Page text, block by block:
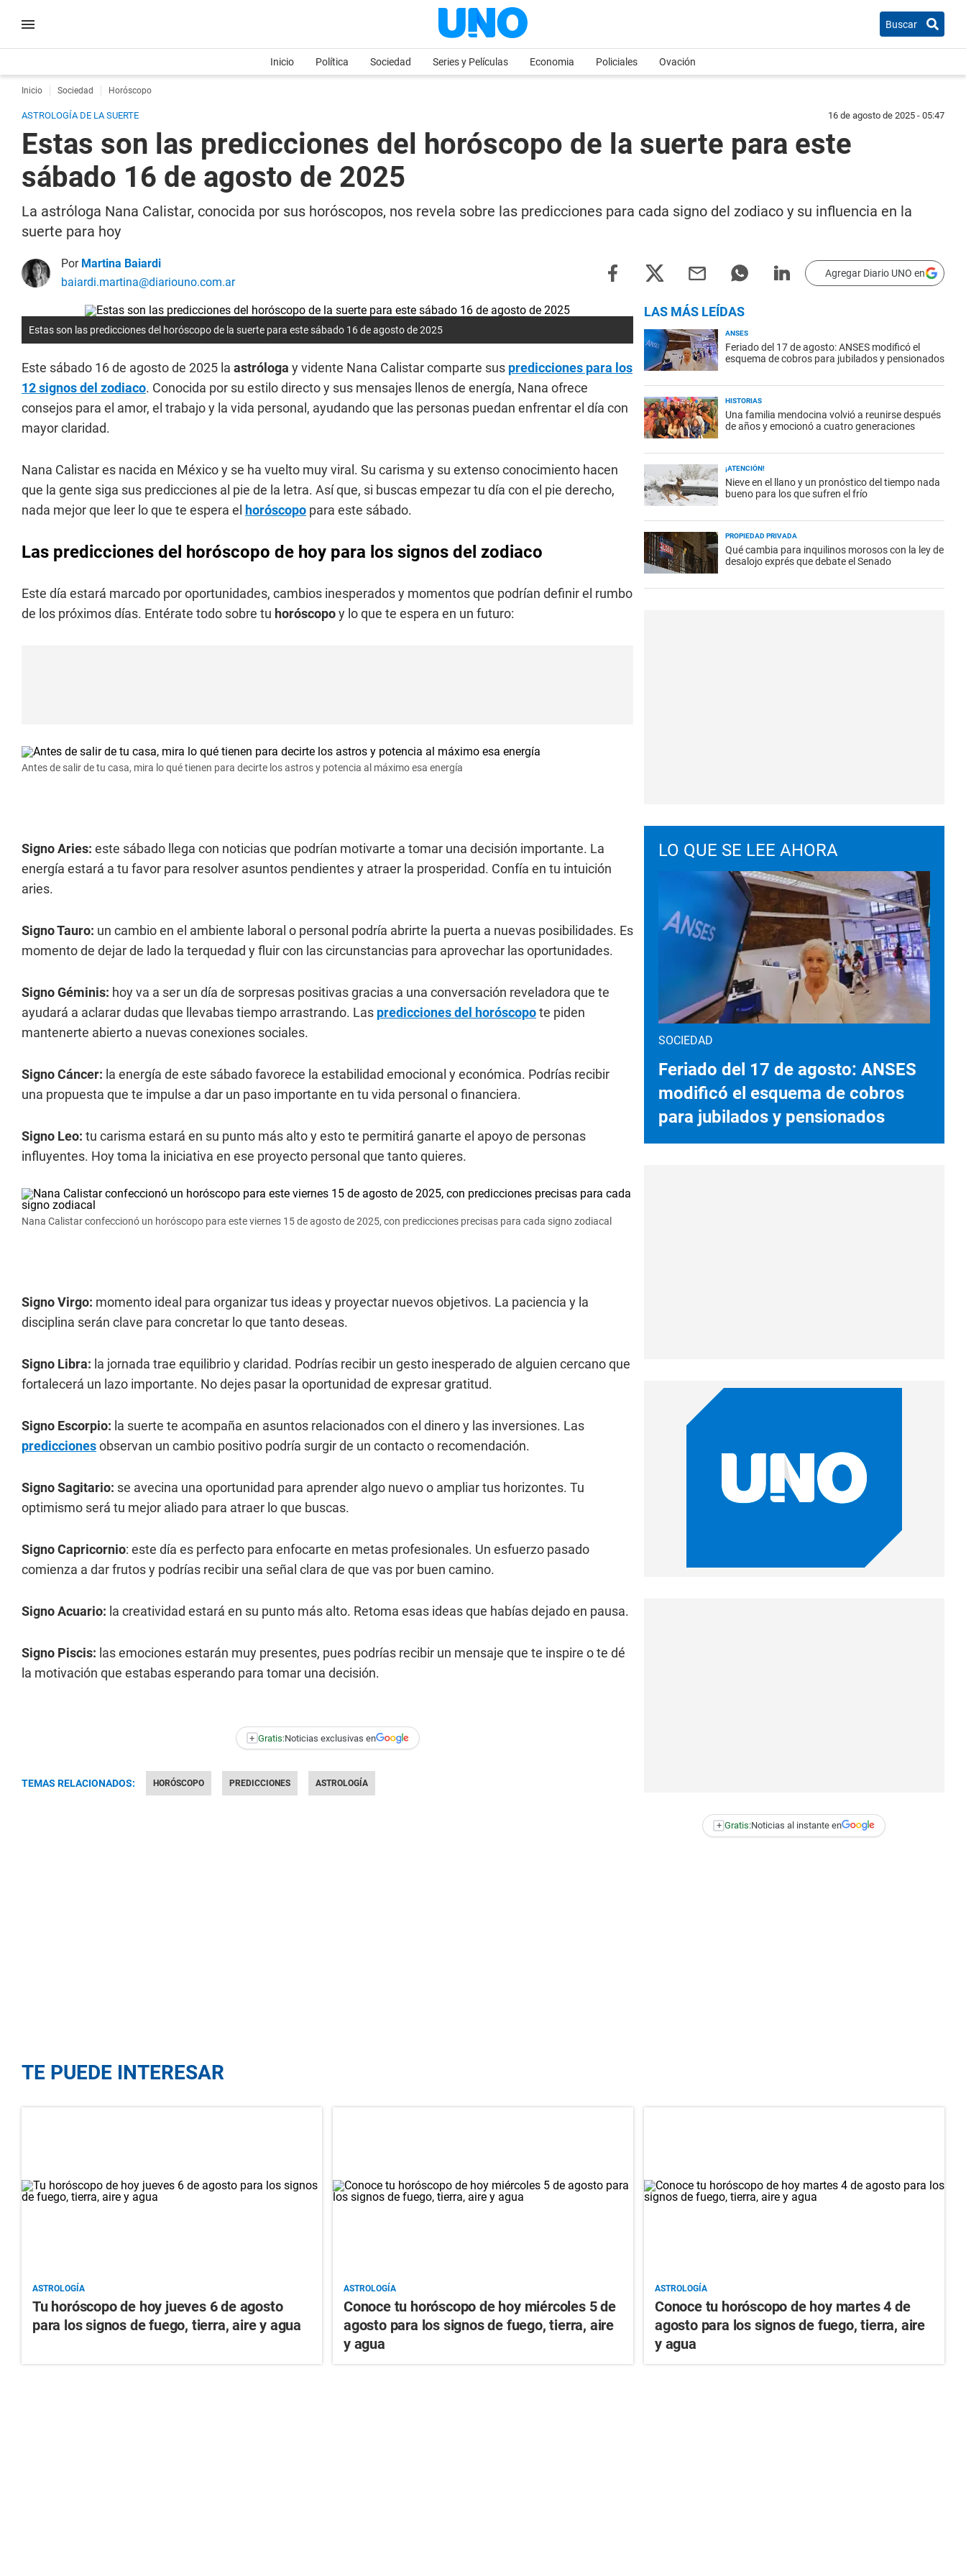
Buscar
Inicio Política Sociedad Series y Películas Economia Policiales Ovación
Inicio Sociedad Horóscopo
ASTROLOGÍA DE LA SUERTE 16 de agosto de 2025 - 05:47
Estas son las predicciones del horóscopo de la suerte para este
sábado 16 de agosto de 2025
La astróloga Nana Calistar, conocida por sus horóscopos, nos revela sobre las predicciones para cada signo del zodiaco y su influencia en la
suerte para hoy
Por Martina Baiardi
baiardi.martina@diariouno.com.ar
Agregar Diario UNO en
Estas son las predicciones del horóscopo de la suerte para este sábado 16 de agosto de 2025
Este sábado 16 de agosto de 2025 la astróloga y vidente Nana Calistar comparte sus predicciones para los
12 signos del zodiaco. Conocida por su estilo directo y sus mensajes llenos de energía, Nana ofrece
consejos para el amor, el trabajo y la vida personal, ayudando que las personas puedan enfrentar el día con
mayor claridad.
Nana Calistar es nacida en México y se ha vuelto muy viral. Su carisma y su extenso conocimiento hacen
que la gente siga sus predicciones al pie de la letra. Así que, si buscas empezar tu día con el pie derecho,
nada mejor que leer lo que te espera el horóscopo para este sábado.
Las predicciones del horóscopo de hoy para los signos del zodiaco
Este día estará marcado por oportunidades, cambios inesperados y momentos que podrían definir el rumbo
de los próximos días. Entérate todo sobre tu horóscopoy lo que te espera en un futuro:
Antes de salir de tu casa, mira lo qué tienen para decirte los astros y potencia al máximo esa energía
Signo Aries: este sábado llega con noticias que podrían motivarte a tomar una decisión importante. La
energía estará a tu favor para resolver asuntos pendientes y atraer la prosperidad. Confía en tu intuición
aries.
Signo Tauro: un cambio en el ambiente laboral o personal podría abrirte la puerta a nuevas posibilidades. Es
momento de dejar de lado la terquedad y fluir con las circunstancias para aprovechar las oportunidades.
Signo Géminis: hoy va a ser un día de sorpresas positivas gracias a una conversación reveladora que te
ayudará a aclarar dudas que llevabas tiempo arrastrando. Las predicciones del horóscopote piden
mantenerte abierto a nuevas conexiones sociales.
Signo Cáncer: la energía de este sábado favorece la estabilidad emocional y económica. Podrías recibir
una propuesta que te impulse a dar un paso importante en tu vida personal o financiera.
Signo Leo: tu carisma estará en su punto más alto y esto te permitirá ganarte el apoyo de personas
influyentes. Hoy toma la iniciativa en ese proyecto personal que tanto quieres.
Nana Calistar confeccionó un horóscopo para este viernes 15 de agosto de 2025, con predicciones precisas para cada signo zodiacal
Signo Virgo: momento ideal para organizar tus ideas y proyectar nuevos objetivos. La paciencia y la
disciplina serán clave para concretar lo que tanto deseas.
Signo Libra: la jornada trae equilibrio y claridad. Podrías recibir un gesto inesperado de alguien cercano que
fortalecerá un lazo importante. No dejes pasar la oportunidad de expresar gratitud.
Signo Escorpio: la suerte te acompaña en asuntos relacionados con el dinero y las inversiones. Las
prediccionesobservan un cambio positivo podría surgir de un contacto o recomendación.
Signo Sagitario: se avecina una oportunidad para aprender algo nuevo o ampliar tus horizontes. Tu
optimismo será tu mejor aliado para atraer lo que buscas.
Signo Capricornio: este día es perfecto para enfocarte en metas profesionales. Un esfuerzo pasado
comienza a dar frutos y podrías recibir una señal clara de que vas por buen camino.
Signo Acuario: la creatividad estará en su punto más alto. Retoma esas ideas que habías dejado en pausa.
Signo Piscis: las emociones estarán muy presentes, pues podrías recibir un mensaje que te inspire o te dé
la motivación que estabas esperando para tomar una decisión.
+ Gratis:Noticias exclusivas en
TEMAS RELACIONADOS: HORÓSCOPO PREDICCIONES ASTROLOGÍA
LAS MÁS LEÍDAS
ANSES
Feriado del 17 de agosto: ANSES modificó el
esquema de cobros para jubilados y pensionados
HISTORIAS
Una familia mendocina volvió a reunirse después
de años y emocionó a cuatro generaciones
¡ATENCIÓN!
Nieve en el llano y un pronóstico del tiempo nada
bueno para los que sufren el frío
PROPIEDAD PRIVADA
Qué cambia para inquilinos morosos con la ley de
desalojo exprés que debate el Senado
LO QUE SE LEE AHORA
SOCIEDAD
Feriado del 17 de agosto: ANSES
modificó el esquema de cobros
para jubilados y pensionados
+ Gratis:Noticias al instante en
TE PUEDE INTERESAR
ASTROLOGÍA
Tu horóscopo de hoy jueves 6 de agosto
para los signos de fuego, tierra, aire y agua
ASTROLOGÍA
Conoce tu horóscopo de hoy miércoles 5 de
agosto para los signos de fuego, tierra, aire
y agua
ASTROLOGÍA
Conoce tu horóscopo de hoy martes 4 de
agosto para los signos de fuego, tierra, aire
y agua